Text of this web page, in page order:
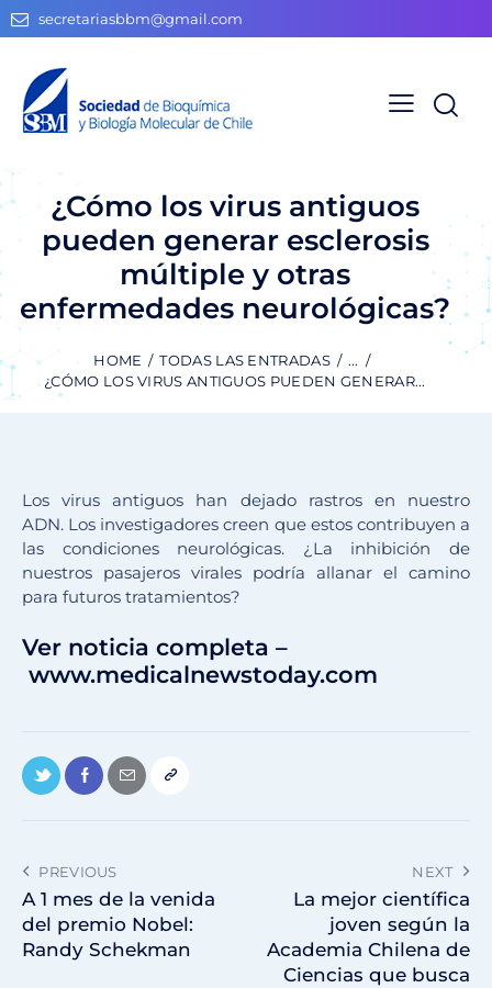
secretariasbbm@gmail.com
¿Cómo los virus antiguos
pueden generar esclerosis
múltiple y otras
enfermedades neurológicas?
HOME TODAS LAS ENTRADAS
...
¿CÓMO LOS VIRUS ANTIGUOS PUEDEN GENERAR...
Los virus antiguos han dejado rastros en nuestro
ADN. Los investigadores creen que estos contribuyen a
las condiciones neurológicas. ¿La inhibición de
nuestros pasajeros virales podría allanar el camino
para futuros tratamientos?
Ver noticia completa –
www.medicalnewstoday.com
PREVIOUS
A 1 mes de la venida
del premio Nobel:
Randy Schekman
NEXT
La mejor científica
joven según la
Academia Chilena de
Ciencias que busca